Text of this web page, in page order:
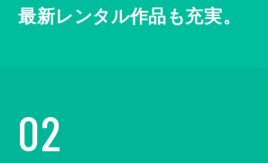
最新レンタル作品も充実。
02